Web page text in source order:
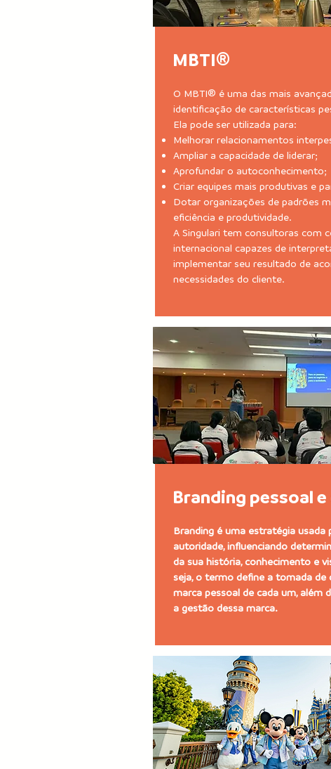
MBTI®
O MBTI® é uma das mais
identificação de características
Ela pode ser utilizada para:
Melhorar relacionamentos
Ampliar a capacidade de liderar;
Aprofundar o autoconhecimento;
Criar equipes mais produtivas e
Dotar organizações de padrões
eficiência e produtividade.
A Singulari tem consultoras com
internacional capazes de
implementar seu resultado de
necessidades do cliente.
Branding pessoal
Branding é uma estratégia usada
autoridade, influenciando
da sua história, conhecimento e
seja, o termo define a tomada de
marca pessoal de cada um, além
a gestão dessa marca.